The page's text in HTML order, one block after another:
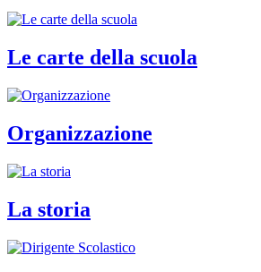
Le carte della scuola
Organizzazione
La storia